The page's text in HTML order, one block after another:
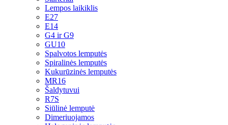
Lempos laikiklis
E27
E14
G4 ir G9
GU10
Spalvotos lemputės
Spiralinės lemputės
Kukurūzinės lemputės
MR16
Šaldytuvui
R7S
Siūlinė lemputė
Dimeriuojamos